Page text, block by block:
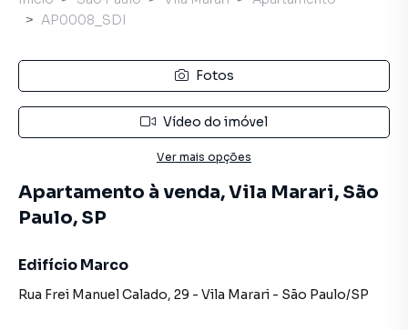
AP0008_SDI
Fotos
Vídeo do imóvel
Ver mais opções
Apartamento à venda, Vila Marari, São
Paulo, SP
Edifício Marco
Rua Frei Manuel Calado, 29 - Vila Marari - São Paulo/SP